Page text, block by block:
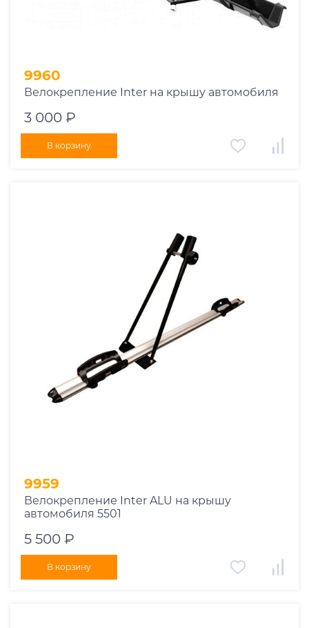
9960
Велокрепление Inter на крышу автомобиля
3 000 ₽
В корзину
9959
Велокрепление Inter ALU на крышу
автомобиля 5501
5 500 ₽
В корзину